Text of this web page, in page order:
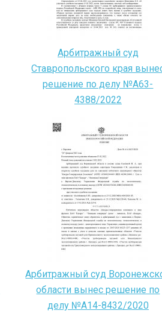
Арбитражный суд
Ставропольского края
решение по делу №А63-
4388/2022
Арбитражный суд
области вынес решение по
делу №А14-8432/2020